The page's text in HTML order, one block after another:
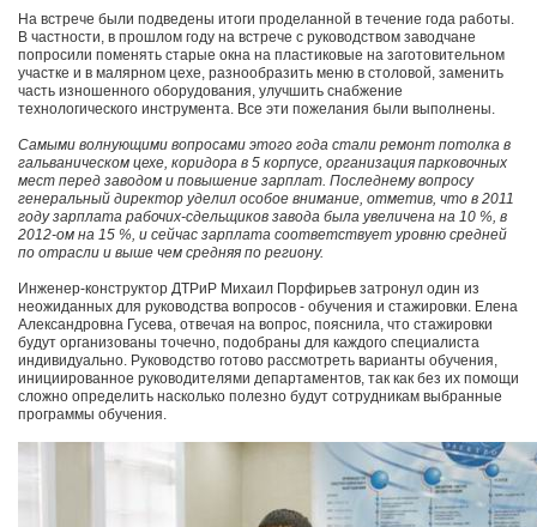
На встрече были подведены итоги проделанной в течение года работы.
В частности, в прошлом году на встрече с руководством заводчане
попросили поменять старые окна на пластиковые на заготовительном
участке и в малярном цехе, разнообразить меню в столовой, заменить
часть изношенного оборудования, улучшить снабжение
технологического инструмента. Все эти пожелания были выполнены.
Самыми волнующими вопросами этого года стали ремонт потолка в
гальваническом цехе, коридора в 5 корпусе, организация парковочных
мест перед заводом и повышение зарплат. Последнему вопросу
генеральный директор уделил особое внимание, отметив, что в 2011
году зарплата рабочих-сдельщиков завода была увеличена на 10 %, в
2012-ом на 15 %, и сейчас зарплата соответствует уровню средней
по отрасли и выше чем средняя по региону.
Инженер-конструктор ДТРиР Михаил Порфирьев затронул один из
неожиданных для руководства вопросов - обучения и стажировки. Елена
Александровна Гусева, отвечая на вопрос, пояснила, что стажировки
будут организованы точечно, подобраны для каждого специалиста
индивидуально. Руководство готово рассмотреть варианты обучения,
инициированное руководителями департаментов, так как без их помощи
сложно определить насколько полезно будут сотрудникам выбранные
программы обучения.